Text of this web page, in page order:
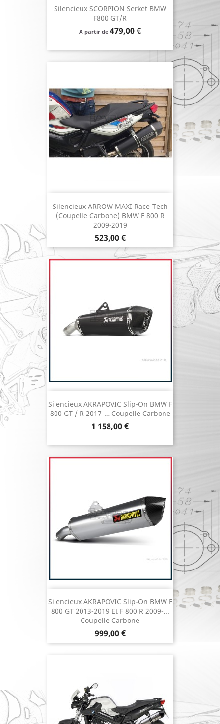
Silencieux SCORPION Serket BMW
F800 GT/R
A partir de Prix
479,00 €
Silencieux ARROW MAXI Race-Tech
(coupelle Carbone) BMW F 800 R
2009-2019
Prix
523,00 €
Silencieux AKRAPOVIC Slip-On BMW F
800 GT / R 2017-… Coupelle Carbone
Prix
1 158,00 €
Silencieux AKRAPOVIC Slip-On BMW F
800 GT 2013-2019 Et F 800 R 2009-...
Coupelle Carbone
Prix
999,00 €